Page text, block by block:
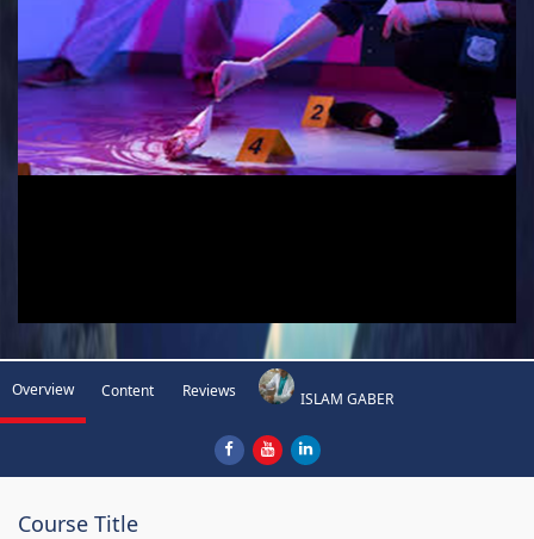
Overview Content Reviews ISLAM GABER
Course Title